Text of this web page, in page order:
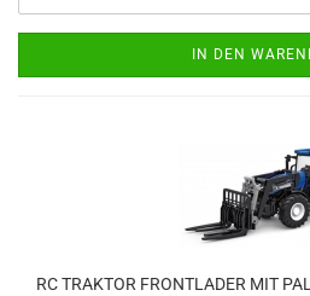
IN DEN
RC TRAKTOR FRONTLADER MIT